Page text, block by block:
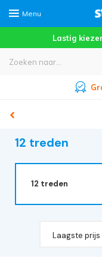
Menu
Lastig
12 treden
12 treden
Laagste prijs